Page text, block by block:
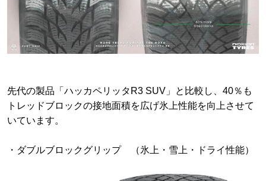
先代の製品「ハッカペリッタR3 SUV」と比較し、40％も
トレッドブロックの接地面積を広げ氷上性能を向上させて
いています。
・ダブルブロックグリップ （氷上・雪上・ドライ性能）